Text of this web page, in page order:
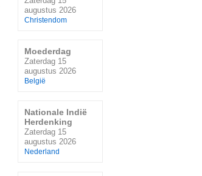
augustus 2026
Christendom
Moederdag
Zaterdag 15
augustus 2026
België
Nationale Indië
Herdenking
Zaterdag 15
augustus 2026
Nederland